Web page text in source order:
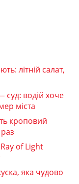
літній салат,
суд: водій хоче
міста
кроповий
of Light
яка чудово